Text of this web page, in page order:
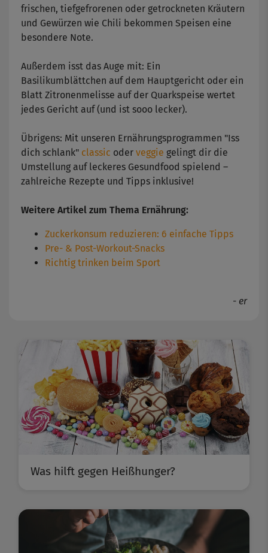
frischen, tiefgefrorenen oder getrockneten Kräutern
und Gewürzen wie Chili bekommen Speisen eine
besondere Note.
Außerdem isst das Auge mit: Ein
Basilikumblättchen auf dem Hauptgericht oder ein
Blatt Zitronenmelisse auf der Quarkspeise wertet
jedes Gericht auf (und ist sooo lecker).
Übrigens: Mit unseren Ernährungsprogrammen "Iss
dich schlank" classic oder veggie gelingt dir die
Umstellung auf leckeres Gesundfood spielend –
zahlreiche Rezepte und Tipps inklusive!
Weitere Artikel zum Thema Ernährung:
Zuckerkonsum reduzieren: 6 einfache Tipps
Pre- & Post-Workout-Snacks
Richtig trinken beim Sport
- er
Was hilft gegen Heißhunger?